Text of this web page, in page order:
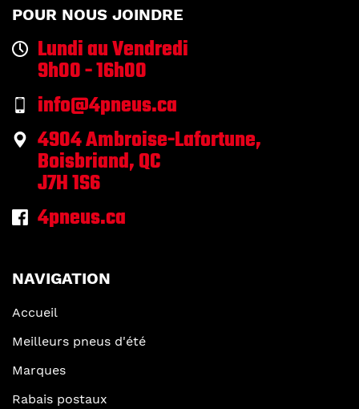
POUR NOUS JOINDRE
Lundi au Vendredi
9h00 - 16h00
info@4pneus.ca
4904 Ambroise-Lafortune,
Boisbriand, QC
J7H 1S6
4pneus.ca
NAVIGATION
Accueil
Meilleurs pneus d'été
Marques
Rabais postaux